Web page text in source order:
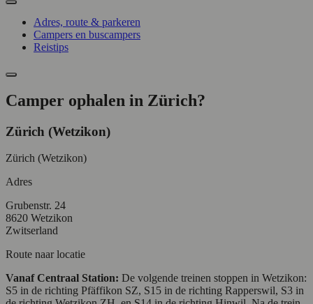
Adres, route & parkeren
Campers en buscampers
Reistips
Camper ophalen in Zürich?
Zürich (Wetzikon)
Zürich (Wetzikon)
Adres
Grubenstr. 24
8620 Wetzikon
Zwitserland
Route naar locatie
Vanaf Centraal Station: De volgende treinen stoppen in Wetzikon:
S5 in de richting Pfäffikon SZ, S15 in de richting Rapperswil, S3 in